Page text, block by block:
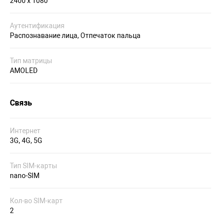
Аутентификация
Распознавание лица, Отпечаток пальца
Тип матрицы
AMOLED
Связь
Интернет
3G, 4G, 5G
Тип SIM-карты
nano-SIM
Кол-во SIM-карт
2